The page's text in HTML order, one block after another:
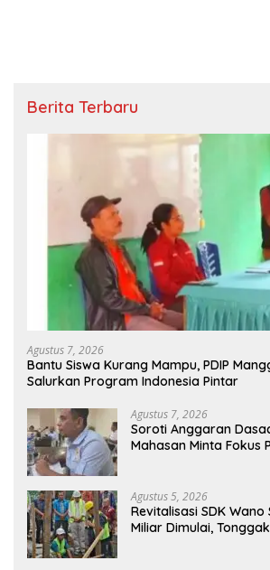
Berita Terbaru
Agustus 7, 2026
Bantu Siswa Kurang Mampu, PDIP
Salurkan Program Indonesia Pintar
Agustus 7, 2026
Soroti Anggaran
Mahasan Minta Fokus
Agustus 5, 2026
Revitalisasi SDK Wano
Miliar Dimulai,